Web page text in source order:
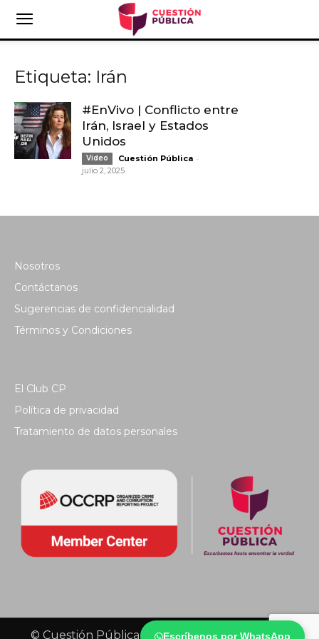
Escríbenos por WhatsApp
Etiqueta: Irán
#EnVivo | Conflicto entre
Irán, Israel y Estados
Unidos
Video Cuestión Pública -
julio 2, 2025
Nosotros
Contáctanos
Sugerencias de confidencialidad
Términos y Condiciones
El Club CP
Política de privacidad
Tratamiento de datos personales
© Cuestión Pública 2018 - Todos los derechos